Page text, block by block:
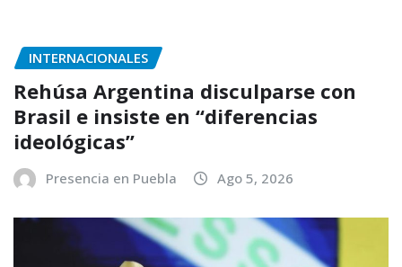
INTERNACIONALES
Rehúsa Argentina disculparse con
Brasil e insiste en “diferencias
ideológicas”
Presencia en Puebla Ago 5, 2026